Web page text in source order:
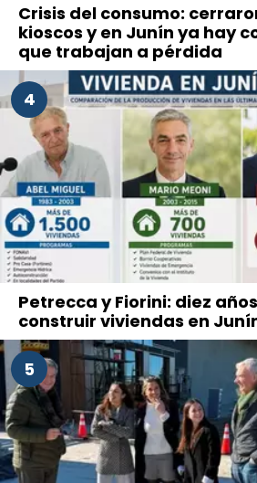
Crisis del consumo:
kioscos y en Junín ya hay
que trabajan a pérdida
4
Petrecca y Fiorini: diez
construir viviendas en
5